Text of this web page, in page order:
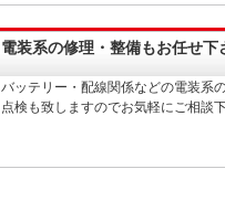
電装系の修理・整備もお任せ下
バッテリー・配線関係などの電装系
点検も致しますのでお気軽にご相談